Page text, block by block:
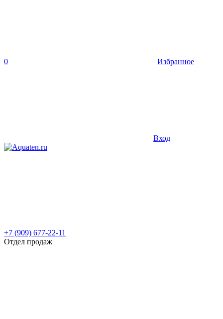
0 Избранное
Вход
+7 (909) 677-22-11
Отдел продаж